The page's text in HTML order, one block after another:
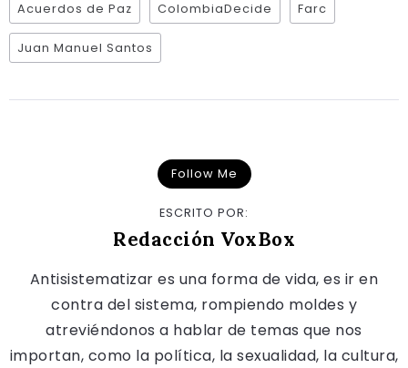
Acuerdos de Paz ColombiaDecide Farc
Juan Manuel Santos
Follow Me
ESCRITO POR:
Redacción VoxBox
Antisistematizar es una forma de vida, es ir en
contra del sistema, rompiendo moldes y
atreviéndonos a hablar de temas que nos
importan, como la política, la sexualidad, la cultura,